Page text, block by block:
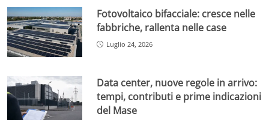
Fotovoltaico bifacciale: cresce nelle
fabbriche, rallenta nelle case
Luglio 24, 2026
Data center, nuove regole in arrivo:
tempi, contributi e prime indicazioni
del Mase